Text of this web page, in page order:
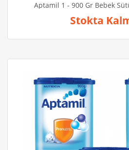
Aptamil 1 - 900 Gr Bebek
Stokta